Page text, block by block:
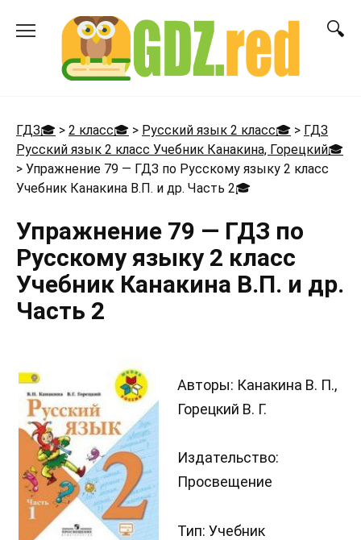
ГДЗ🎓 > 2 класс🎓 > Русский язык 2 класс🎓 > ГДЗ
Русский язык 2 класс Учебник Канакина, Горецкий🎓
> Упражнение 79 — ГДЗ по Русскому языку 2 класс
Учебник Канакина В.П. и др. Часть 2🎓
Упражнение 79 — ГДЗ по
Русскому языку 2 класс
Учебник Канакина В.П. и др.
Часть 2
Авторы: Канакина В. П.,
Горецкий В. Г.
Издательство:
Просвещение
Тип: Учебник